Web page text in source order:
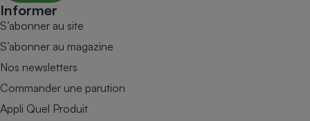
Informer
S’abonner au site
S’abonner au magazine
Nos newsletters
Commander une parution
Appli Quel Produit